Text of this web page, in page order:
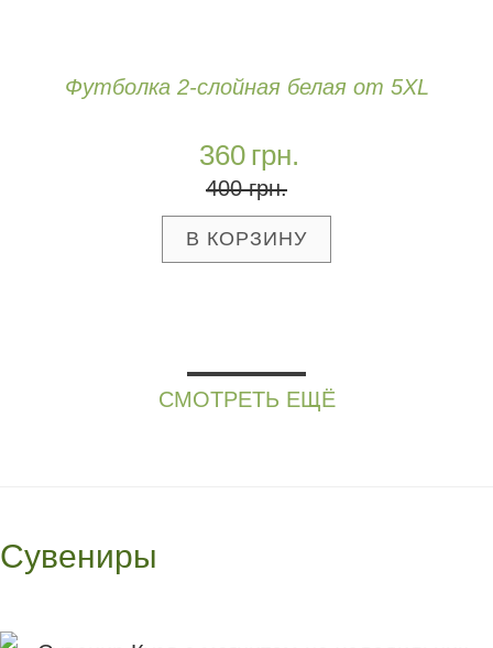
Футболка 2-слойная белая от 5XL
360 грн.
400 грн.
СМОТРЕТЬ ЕЩЁ
Сувениры